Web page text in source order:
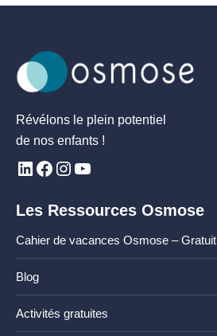
Révélons le plein potentiel
de nos enfants !
Les Ressources Osmose
Cahier de vacances Osmose – Gratuit
Blog
Activités gratuites